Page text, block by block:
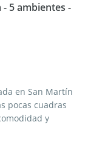
- 5 ambientes -
en San Martín
pocas cuadras
y